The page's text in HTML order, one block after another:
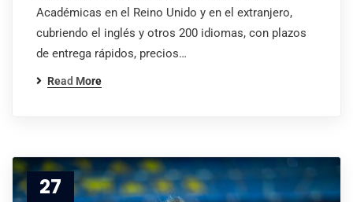
Académicas en el Reino Unido y en el extranjero,
cubriendo el inglés y otros 200 idiomas, con plazos
de entrega rápidos, precios…
Read More
27